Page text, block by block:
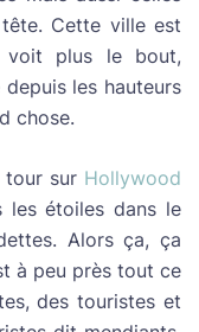
Cette ville est
voit plus le bout,
depuis les hauteurs
chose.
tour sur Hollywood
étoiles dans le
Alors ça, ça
à peu près tout ce
des touristes et